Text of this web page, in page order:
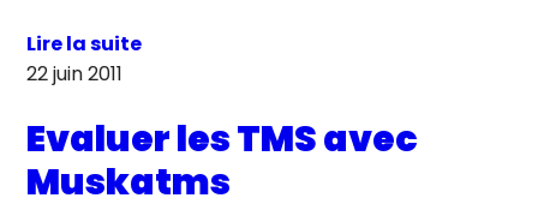
Lire la suite
22 juin 2011
Evaluer les TMS avec
Muskatms